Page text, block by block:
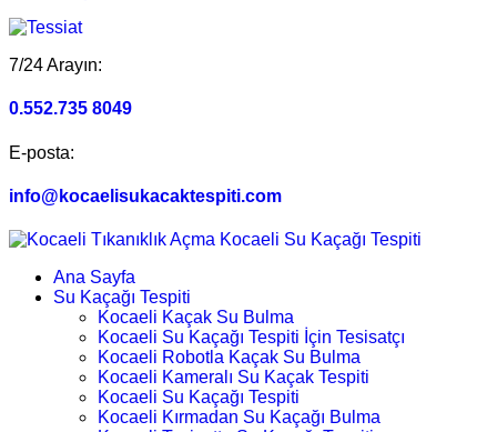
7/24 Arayın:
0.552.735 8049
E-posta:
info@kocaelisukacaktespiti.com
Ana Sayfa
Su Kaçağı Tespiti
Kocaeli Kaçak Su Bulma
Kocaeli Su Kaçağı Tespiti İçin Tesisatçı
Kocaeli Robotla Kaçak Su Bulma
Kocaeli Kameralı Su Kaçak Tespiti
Kocaeli Su Kaçağı Tespiti
Kocaeli Kırmadan Su Kaçağı Bulma